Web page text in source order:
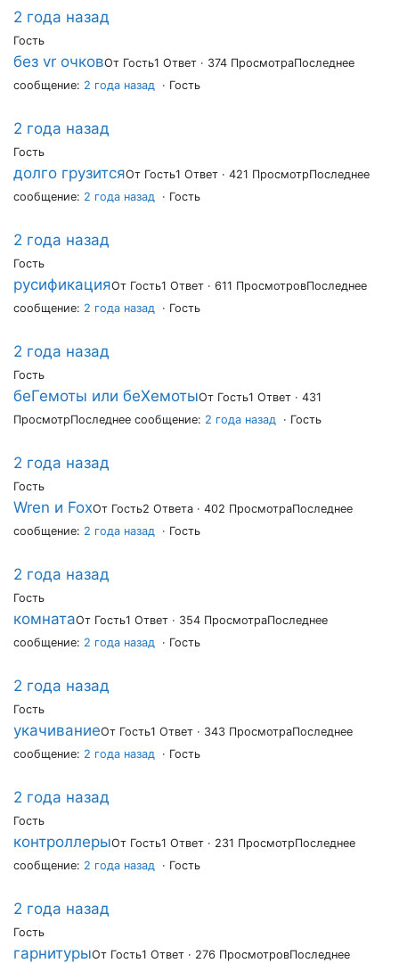
2 года назад
Гость
без vr очковОт Гость1 Ответ · 374 ПросмотраПоследнее
сообщение: 2 года назад · Гость
2 года назад
Гость
долго грузитсяОт Гость1 Ответ · 421 ПросмотрПоследнее
сообщение: 2 года назад · Гость
2 года назад
Гость
русификацияОт Гость1 Ответ · 611 ПросмотровПоследнее
сообщение: 2 года назад · Гость
2 года назад
Гость
беГемоты или беХемотыОт Гость1 Ответ · 431
ПросмотрПоследнее сообщение: 2 года назад · Гость
2 года назад
Гость
Wren и FoxОт Гость2 Ответа · 402 ПросмотраПоследнее
сообщение: 2 года назад · Гость
2 года назад
Гость
комнатаОт Гость1 Ответ · 354 ПросмотраПоследнее
сообщение: 2 года назад · Гость
2 года назад
Гость
укачиваниеОт Гость1 Ответ · 343 ПросмотраПоследнее
сообщение: 2 года назад · Гость
2 года назад
Гость
контроллерыОт Гость1 Ответ · 231 ПросмотрПоследнее
сообщение: 2 года назад · Гость
2 года назад
Гость
гарнитурыОт Гость1 Ответ · 276 ПросмотровПоследнее